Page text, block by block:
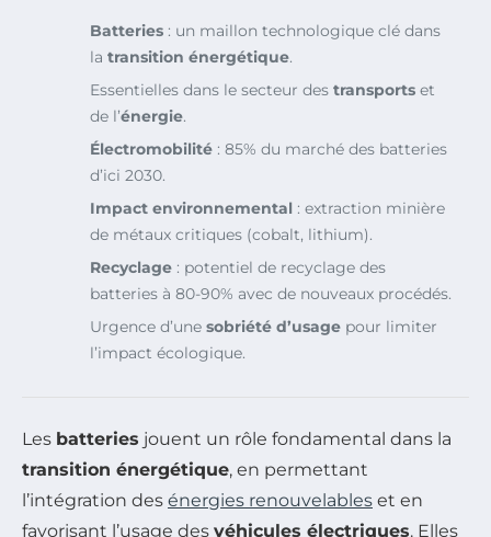
Batteries : un maillon technologique clé dans
la transition énergétique.
Essentielles dans le secteur des transports et
de l’énergie.
Électromobilité : 85% du marché des batteries
d’ici 2030.
Impact environnemental : extraction minière
de métaux critiques (cobalt, lithium).
Recyclage : potentiel de recyclage des
batteries à 80-90% avec de nouveaux procédés.
Urgence d’une sobriété d’usage pour limiter
l’impact écologique.
Les batteries jouent un rôle fondamental dans la
transition énergétique, en permettant
l’intégration des énergies renouvelables et en
favorisant l’usage des véhicules électriques. Elles